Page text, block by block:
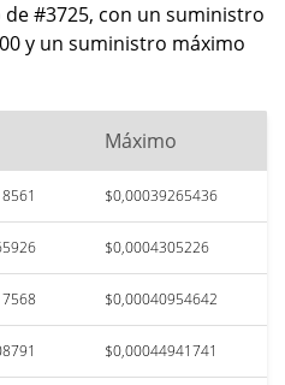
#3725, con un suministro
y un suministro máximo
Máximo
$0,00039265436
$0,0004305226
$0,00040954642
$0,00044941741